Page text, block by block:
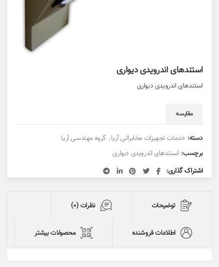
استندهای اندرویدی دیواری
استندهای اندرویدی دیواری
مقایسه
دسته: خدمات تجهیزات مخابراتی آریا, گروه مهندسی آریا
برچسب: استندهای اندرویدی دیواری
اشتراک گذاری
توضیحات نظرات (0)
اطلاعات فروشنده محصولات بیشتر